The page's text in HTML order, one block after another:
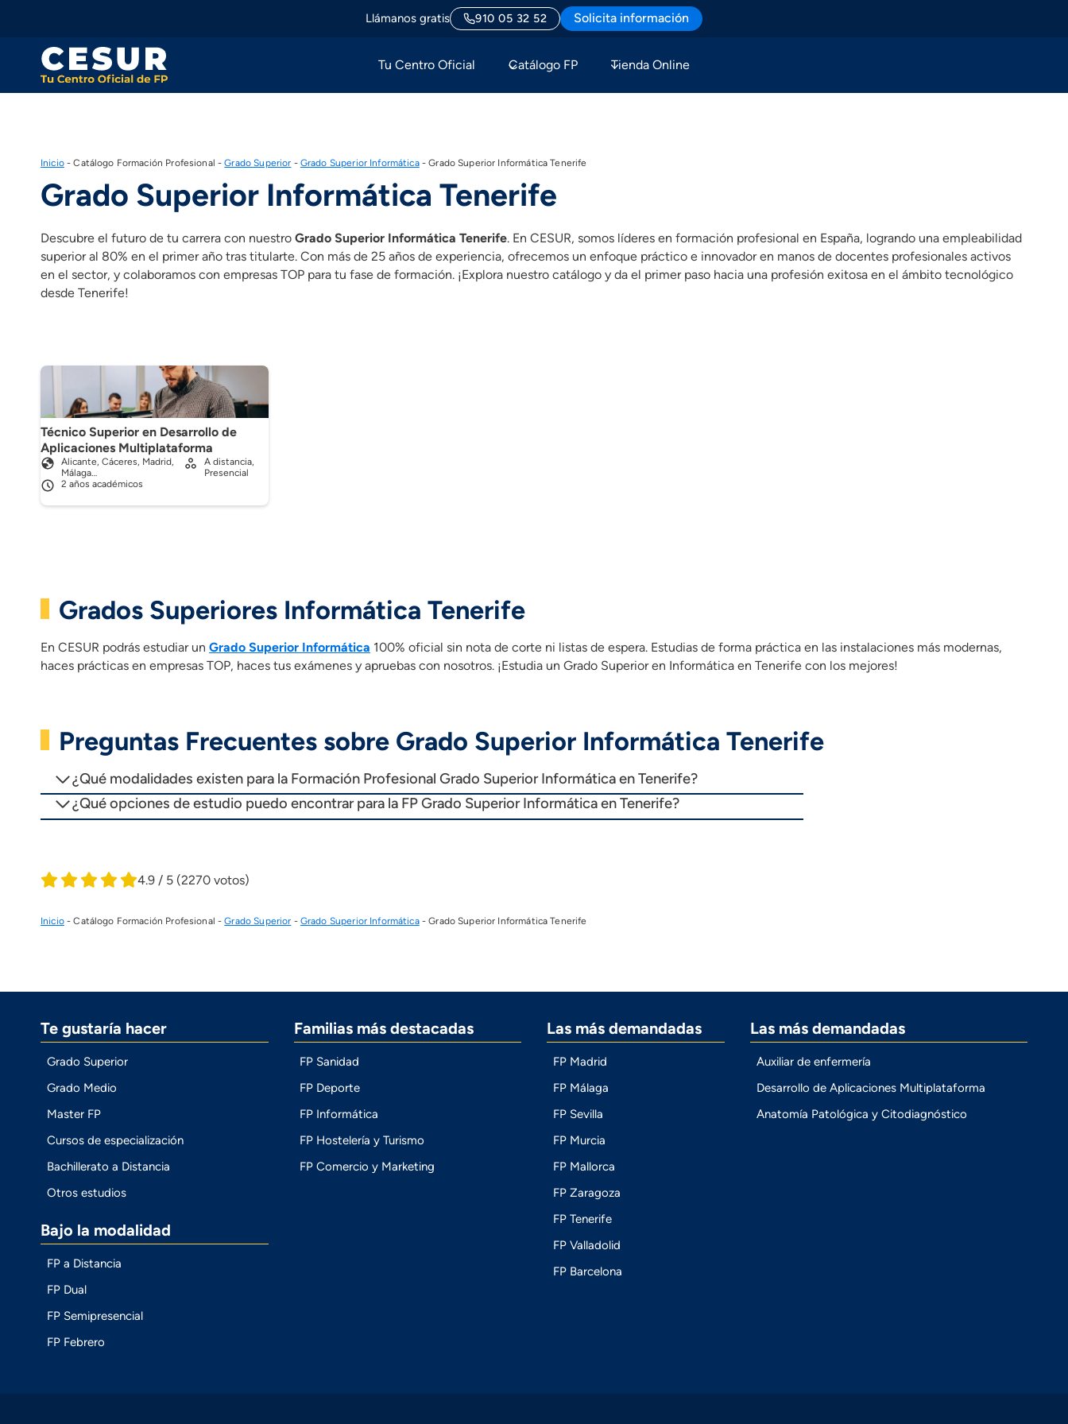
Llámanos gratis 910 05 32 52 Solicita información
Tu Centro Oficial Catálogo FP Tienda Online
Inicio-Catálogo Formación Profesional -Grado Superior - Grado Superior Informática-Grado Superior Informática Tenerife
Grado Superior Informática Tenerife
Descubre el futuro de tu carrera con nuestro Grado Superior Informática Tenerife. En CESUR, somos líderes en formación profesional en España, logrando una empleabilidad
superior al 80% en el primer año tras titularte. Con más de 25 años de experiencia, ofrecemos un enfoque práctico e innovador en manos de docentes profesionales activos
en el sector, y colaboramos con empresas TOP para tu fase de formación. ¡Explora nuestro catálogo y da el primer paso hacia una profesión exitosa en el ámbito tecnológico
desde Tenerife!
Técnico Superior en Desarrollo de
Aplicaciones Multiplataforma
Alicante, Cáceres, Madrid,
Málaga…
2 años académicos
A distancia,
Presencial
Grados Superiores Informática Tenerife
En CESUR podrás estudiar un Grado Superior Informática 100% oficial sin nota de corte ni listas de espera. Estudias de forma práctica en las instalaciones más modernas,
haces prácticas en empresas TOP, haces tus exámenes y apruebas con nosotros. ¡Estudia un Grado Superior en Informática en Tenerife con los mejores!
Preguntas Frecuentes sobre Grado Superior Informática Tenerife
¿Qué modalidades existen para la Formación Profesional Grado Superior Informática en Tenerife?
¿Qué opciones de estudio puedo encontrar para la FP Grado Superior Informática en Tenerife?
4.9 / 5 (2270 votos)
Inicio-Catálogo Formación Profesional -Grado Superior - Grado Superior Informática-Grado Superior Informática Tenerife
Te gustaría hacer
Grado Superior
Grado Medio
Master FP
Cursos de especialización
Bachillerato a Distancia
Otros estudios
Bajo la modalidad
FP a Distancia
FP Dual
FP Semipresencial
FP Febrero
Familias más destacadas
FP Sanidad
FP Deporte
FP Informática
FP Hostelería y Turismo
FP Comercio y Marketing
Las más demandadas
FP Madrid
FP Málaga
FP Sevilla
FP Murcia
FP Mallorca
FP Zaragoza
FP Tenerife
FP Valladolid
FP Barcelona
Las más demandadas
Auxiliar de enfermería
Desarrollo de Aplicaciones Multiplataforma
Anatomía Patológica y Citodiagnóstico